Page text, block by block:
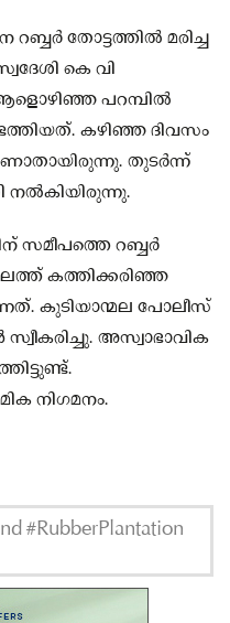
തോട്ടത്തിൽ മരിച്ച
കെ വി
പറമ്പിൽ
കഴിഞ്ഞ ദിവസം
തുടർന്ന്
സമീപത്തെ റബ്ബർ
കത്തിക്കരിഞ്ഞ
കുടിയാന്മല പോലീസ്
അസ്വാഭാവിക
നിഗമനം.
#RubberPlantation